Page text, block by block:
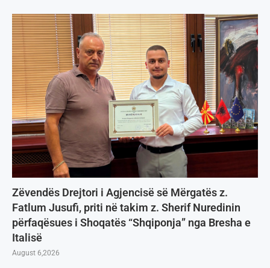
Zëvendës Drejtori i Agjencisë së Mërgatës z.
Fatlum Jusufi, priti në takim z. Sherif Nuredinin
përfaqësues i Shoqatës “Shqiponja” nga Bresha e
Italisë
August 6,2026